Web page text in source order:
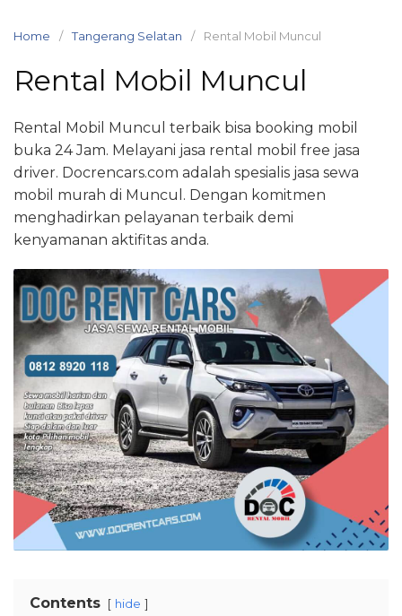
Home Tangerang Selatan Rental Mobil Muncul
Rental Mobil Muncul
Rental Mobil Muncul terbaik bisa booking mobil
buka 24 Jam. Melayani jasa rental mobil free jasa
driver. Docrencars.com adalah spesialis jasa sewa
mobil murah di Muncul. Dengan komitmen
menghadirkan pelayanan terbaik demi
kenyamanan aktifitas anda.
Contents hide